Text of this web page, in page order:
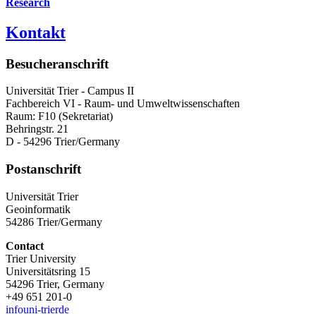
Kontakt
Besucheranschrift
Universität Trier - Campus II
Fachbereich VI - Raum- und Umweltwissenschaften
Raum: F10 (Sekretariat)
Behringstr. 21
D - 54296 Trier/Germany
Postanschrift
Universität Trier
Geoinformatik
54286 Trier/Germany
Contact
Trier University
Universitätsring 15
54296 Trier, Germany
+49 651 201-0
infouni-trierde